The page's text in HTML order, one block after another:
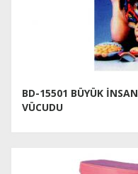
BD-15501 BÜYÜK İNSAN
VÜCUDU